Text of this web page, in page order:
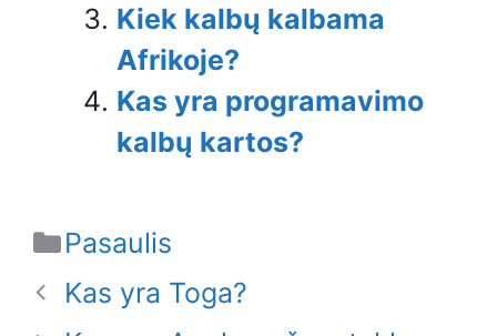
Kiek kalbų kalbama
Afrikoje?
Kas yra programavimo
kalbų kartos?
Categories
Pasaulis
Kas yra Toga?